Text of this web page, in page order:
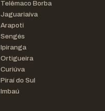
Telêmaco Borba
Jaguariaíva
Arapoti
Sengés
Ipiranga
Ortigueira
Curiúva
Piraí do Sul
Imbaú